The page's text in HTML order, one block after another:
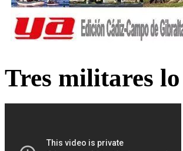
Tres militares